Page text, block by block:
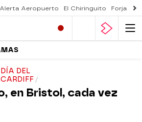
Alerta Aeropuerto El Chiringuito Forjado
DEL
en Bristol, cada vez